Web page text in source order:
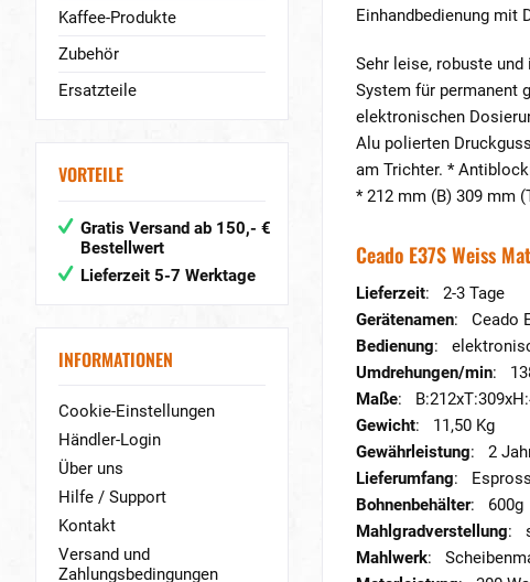
Kaffee-Produkte
Zubehör
Ersatzteile
VORTEILE
Gratis Versand ab 150,- €
Bestellwert
Lieferzeit 5-7 Werktage
INFORMATIONEN
Cookie-Einstellungen
Händler-Login
Über uns
Hilfe / Support
Kontakt
Versand und
Zahlungsbedingungen
Einhandbedienung mit
Sehr leise, robuste
System für permanent
elektronischen
Alu polierten
am Trichter. *
* 212 mm (B) 309 mm
Ceado E37S Weiss
Lieferzeit: 2-3 Tage
Gerätenamen: Ceado
Bedienung:
Umdrehungen/min:
Maße:
Gewicht: 11,50 Kg
Gewährleistung: 2
Lieferumfang:
Bohnenbehälter: 600g
Mahlgradverstellung:
Mahlwerk: